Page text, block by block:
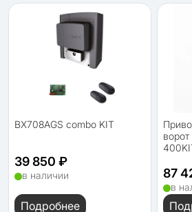
BX708AGS combo KIT
39 850 ₽
в наличии
Подробнее
87
в